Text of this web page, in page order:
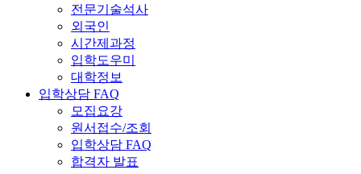
전문기술석사
외국인
시간제과정
입학도우미
대학정보
입학상담 FAQ
모집요강
원서접수/조회
입학상담 FAQ
합격자 발표